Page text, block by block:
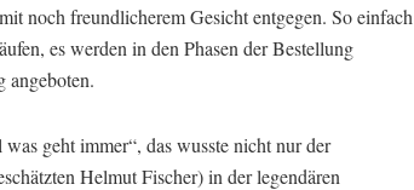
noch freundlicherem Gesicht entgegen. So einfach
es werden in den Phasen der Bestellung
angeboten.
geht immer“, das wusste nicht nur der
Helmut Fischer) in der legendären